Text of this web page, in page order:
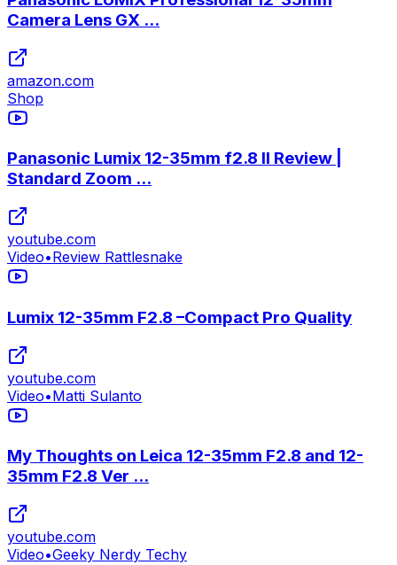
Camera Lens GX ...
amazon.com
Shop
Panasonic Lumix 12-35mm f2.8 II Review |
Standard Zoom ...
youtube.com
Video•Review Rattlesnake
Lumix 12-35mm F2.8 –Compact Pro Quality
youtube.com
Video•Matti Sulanto
My Thoughts on Leica 12-35mm F2.8 and 12-
35mm F2.8 Ver ...
youtube.com
Video•Geeky Nerdy Techy